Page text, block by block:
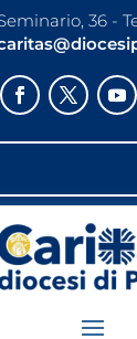
36 -